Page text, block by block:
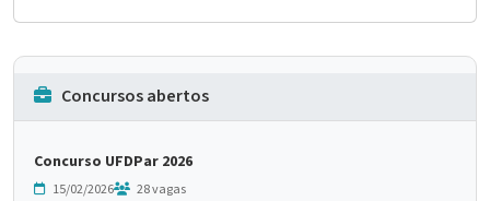
Concursos abertos
Concurso UFDPar 2026
15/02/2026 28 vagas